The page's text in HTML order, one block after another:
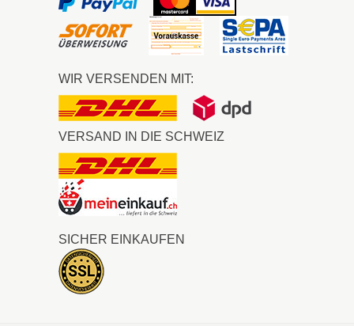
WIR VERSENDEN MIT:
VERSAND IN DIE SCHWEIZ
SICHER EINKAUFEN